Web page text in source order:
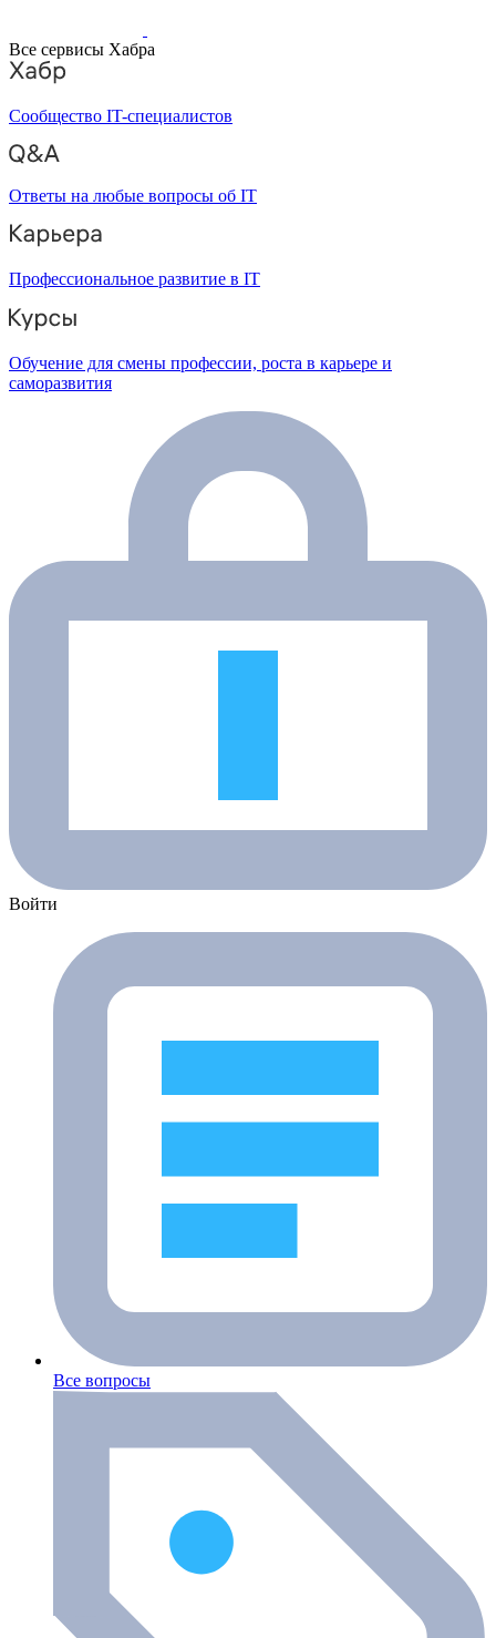
Все сервисы Хабра
Сообщество IT-специалистов
Ответы на любые вопросы об IT
Профессиональное развитие в IT
Обучение для смены профессии, роста в карьере и
саморазвития
Войти
Все вопросы